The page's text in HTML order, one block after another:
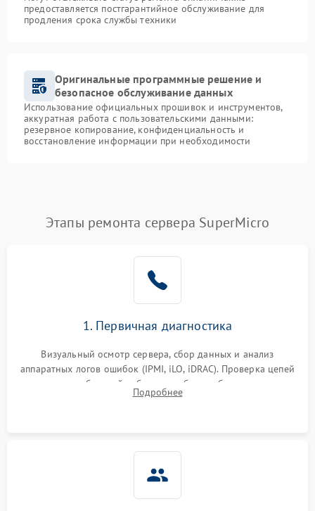
предоставляется постгарантийное обслуживание для
продления срока службы техники
Оригинальные программные решение и
безопасное обслуживание данных
Использование официальных прошивок и инструментов,
аккуратная работа с пользовательскими данными:
резервное копирование, конфиденциальность и
восстановление информации при необходимости
Этапы ремонта сервера SuperMicro
1. Первичная диагностика
Визуальный осмотр сервера, сбор данных и анализ
аппаратных логов ошибок (IPMI, iLO, iDRAC). Проверка цепей
питания и базовой работоспособности без вскрытия
корпуса для быстрой локализации сбоя.
Подробнее